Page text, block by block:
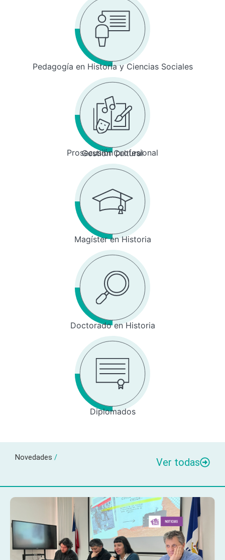
Pedagogía en Historia y Ciencias Sociales
Prosecusión profesional
Gestión Cultural
Magíster en Historia
Doctorado en Historia
Diplomados
Novedades / Ver todas